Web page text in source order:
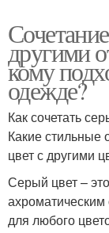
другими
кому
одежде?
Как сочетать
Какие стильные
цвет с другими
Серый цвет –
ахроматическим
для любого